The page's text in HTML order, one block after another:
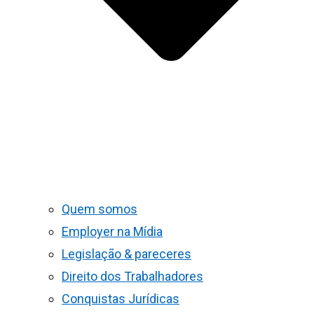
Quem somos
Employer na Mídia
Legislação & pareceres
Direito dos Trabalhadores
Conquistas Jurídicas